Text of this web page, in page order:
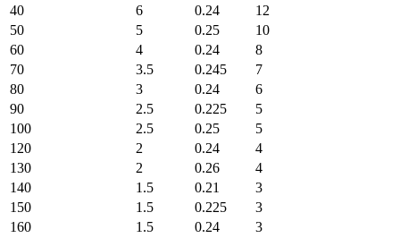
40
6 0.24
12
50
5 0.25
10
60
4 0.24
8
70
3.5 0.245
7
80
3 0.24
6
90
2.5 0.225
5
100
2.5 0.25
5
120
2 0.24
4
130
2 0.26
4
140
1.5 0.21
3
150
1.5 0.225
3
160
1.5 0.24
3